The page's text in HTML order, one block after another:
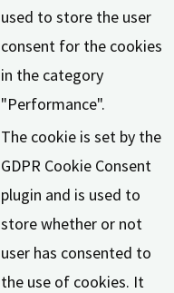
used to store the user
consent for the cookies
in the category
"Performance".
The cookie is set by the
GDPR Cookie Consent
plugin and is used to
store whether or not
user has consented to
the use of cookies. It